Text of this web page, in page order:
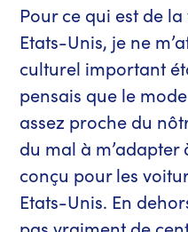
Pour ce qui est de
Etats-Unis, je ne
culturel important
pensais que le
assez proche du
du mal à m’adapter
conçu pour les
Etats-Unis. En